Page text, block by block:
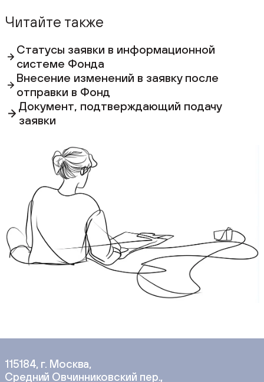
Читайте также
Статусы заявки в информационной
системе Фонда
Внесение изменений в заявку после
отправки в Фонд
Документ, подтверждающий подачу
заявки
115184, г. Москва,
Средний Овчинниковский пер.,